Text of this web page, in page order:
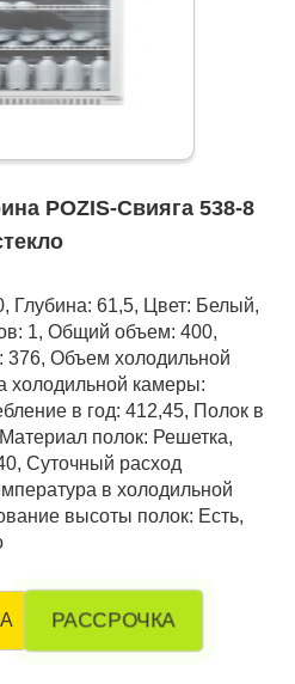
POZIS-Свияга 538-8
Глубина: 61,5, Цвет: Белый,
1, Общий объем: 400,
Объем холодильной
холодильной камеры:
в год: 412,45, Полок в
полок: Решетка,
Суточный расход
в холодильной
высоты полок: Есть,
РАССРОЧКА